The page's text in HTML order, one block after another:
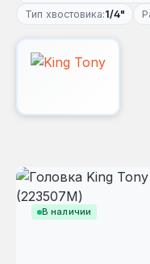
Тип хвостовика:1/4"
В наличии
Пропустить